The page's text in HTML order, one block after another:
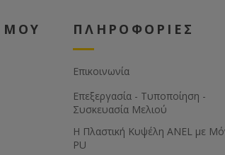
ΜΟΥ ΠΛΗΡΟΦΟΡΙΕΣ
Επικοινωνία
Επεξεργασία - Τυποποίηση -
Συσκευασία Μελιού
Η Πλαστική Κυψέλη ANEL με
PU